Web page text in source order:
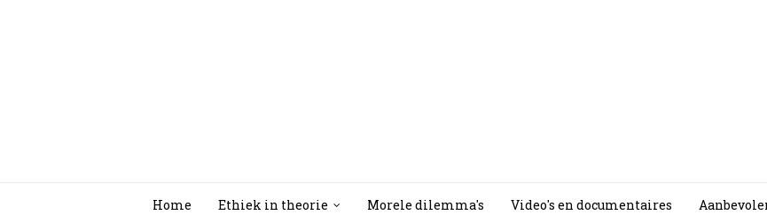
Home Ethiek in theorie Morele dilemma's Video's en documentaires